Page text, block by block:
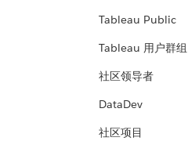
Tableau Public
Tableau 用户群组
社区领导者
DataDev
社区项目